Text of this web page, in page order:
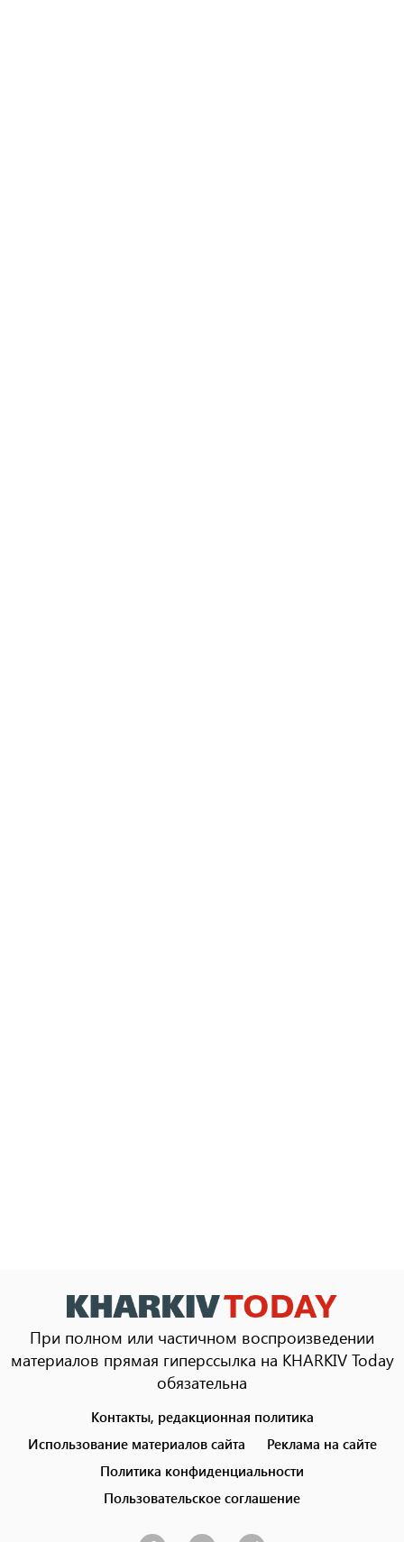
При полном или частичном воспроизведении
материалов прямая гиперссылка на KHARKIV Today
обязательна
menu
Контакты, редакционная политика
Использование материалов сайта
Реклама на сайте
Политика конфиденциальности
Пользовательское соглашение